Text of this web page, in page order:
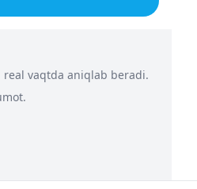
vaqtda aniqlab beradi.